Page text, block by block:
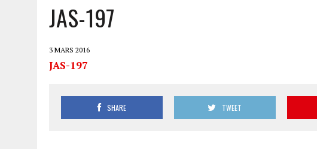
28 AVRIL 2026 |
JAS-197
3 MARS 2016
JAS-197
SHARE TWEET